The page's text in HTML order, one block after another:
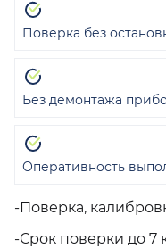
-Поверка,
-Срок поверки до 7
Поверка без
Без демонтажа
Оперативность